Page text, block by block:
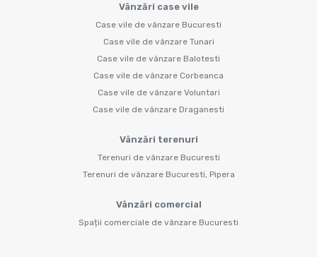
Vânzări case vile
Case vile de vânzare Bucuresti
Case vile de vânzare Tunari
Case vile de vânzare Balotesti
Case vile de vânzare Corbeanca
Case vile de vânzare Voluntari
Case vile de vânzare Draganesti
Vânzări terenuri
Terenuri de vânzare Bucuresti
Terenuri de vânzare Bucuresti, Pipera
Vânzări comercial
Spații comerciale de vânzare Bucuresti